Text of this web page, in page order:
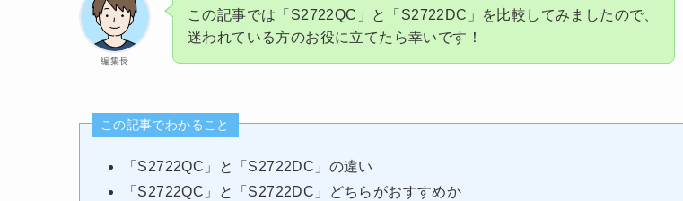
編集長
この記事では「S2722QC」と「S2722DC」を比較してみましたので、
迷われている方のお役に立てたら幸いです！
この記事でわかること
「S2722QC」と「S2722DC」の違い
「S2722QC」と「S2722DC」どちらがおすすめか